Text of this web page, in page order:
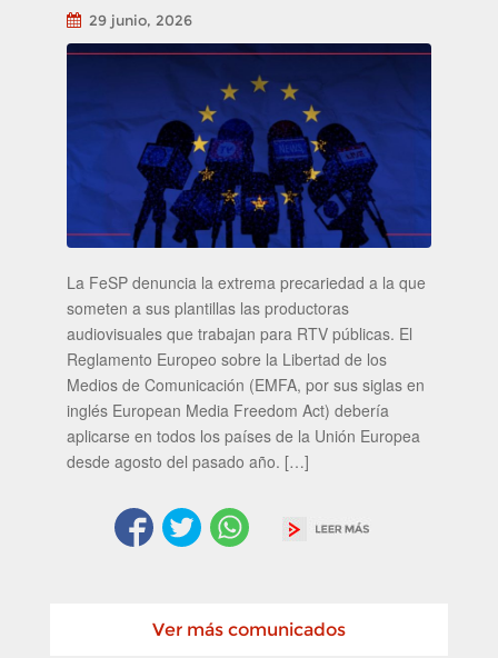
29 junio, 2026
La FeSP denuncia la extrema precariedad a la que
someten a sus plantillas las productoras
audiovisuales que trabajan para RTV públicas. El
Reglamento Europeo sobre la Libertad de los
Medios de Comunicación (EMFA, por sus siglas en
inglés European Media Freedom Act) debería
aplicarse en todos los países de la Unión Europea
desde agosto del pasado año. […]
Ver más comunicados